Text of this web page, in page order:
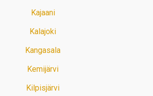
Kajaani
Kalajoki
Kangasala
Kemijärvi
Kilpisjärvi